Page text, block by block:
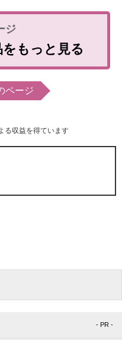
もっと見る
ページ
る収益を得ています
- PR -